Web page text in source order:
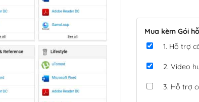
Mua kèm Gói
1. Hỗ trợ
2. Video
3. Hỗ trợ